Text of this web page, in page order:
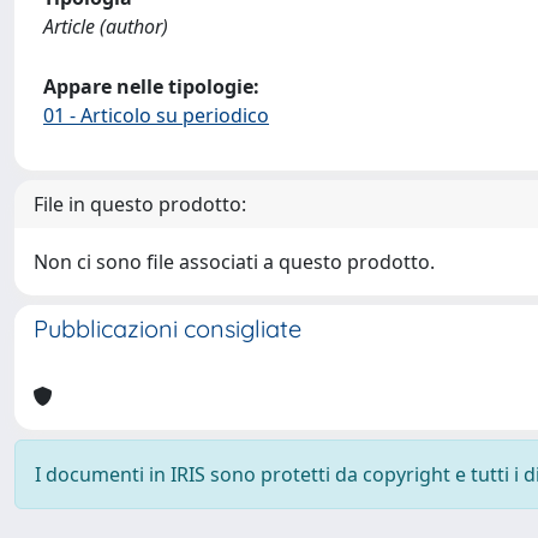
Article (author)
Appare nelle tipologie:
01 - Articolo su periodico
File in questo prodotto:
Non ci sono file associati a questo prodotto.
Pubblicazioni consigliate
I documenti in IRIS sono protetti da copyright e tutti i